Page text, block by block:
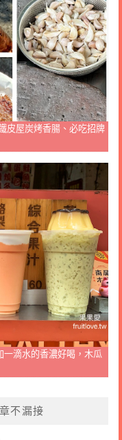
皮屋炭烤香腸、必吃招牌
一滴水的香濃好喝，木瓜
不漏接